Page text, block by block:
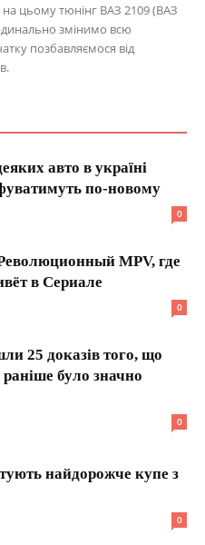
на цьому тюнінг ВАЗ 2109 (ВАЗ
змінимо всю
позбавляємося від
авто в україні
по-новому
0
MPV, где
в Сериале
0
25 доказів того, що
було значно
0
найдорожче купе з
0